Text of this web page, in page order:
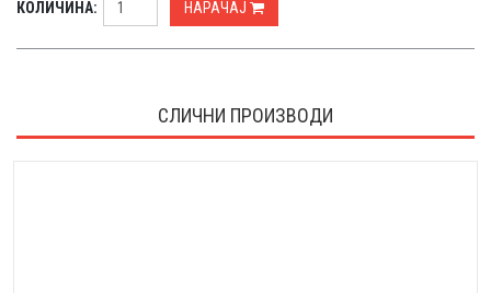
КОЛИЧИНА: НАРАЧАЈ
СЛИЧНИ ПРОИЗВОДИ